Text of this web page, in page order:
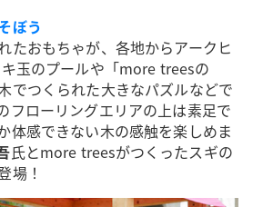
ぼう
たおもちゃが、各地からアークヒ
玉のプールや「more treesの
でつくられた大きなパズルなどで
フローリングエリアの上は素足で
体感できない木の感触を楽しめま
氏とmore treesがつくったスギの
場！